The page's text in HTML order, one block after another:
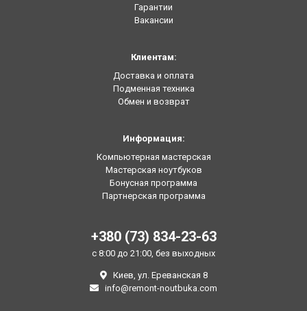
Гарантии
Вакансии
Клиентам:
Доставка и оплата
Подменная техника
Обмен и возврат
Информация:
Компьютерная мастерская
Мастерская ноутбуков
Бонусная программа
Партнерская программа
+380 (73) 834-23-63
с 8:00 до 21:00, без выходных
Киев, ул. Ереванская 8
info@remont-noutbuka.com